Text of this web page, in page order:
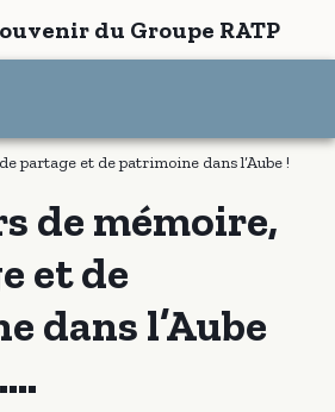
du Groupe RATP
de mémoire,
et de
dans l’Aube